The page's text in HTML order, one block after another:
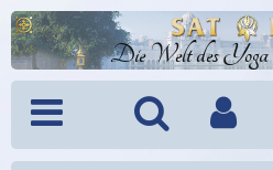
Die Welt des